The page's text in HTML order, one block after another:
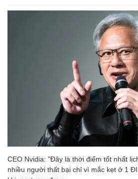
CEO Nvidia: "Đây là thời điểm tốt nhất
nhiều người thất bại chỉ vì mắc kẹt ở 1